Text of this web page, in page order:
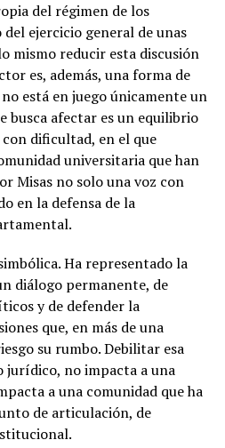
del régimen de los
ejercicio general de unas
mismo reducir esta discusión
es, además, una forma de
está en juego únicamente un
busca afectar es un equilibrio
dificultad, en el que
universitaria que han
Misas no solo una voz con
en la defensa de la
Ha representado la
diálogo permanente, de
y de defender la
que, en más de una
su rumbo. Debilitar esa
jurídico, no impacta a una
a una comunidad que ha
de articulación, de